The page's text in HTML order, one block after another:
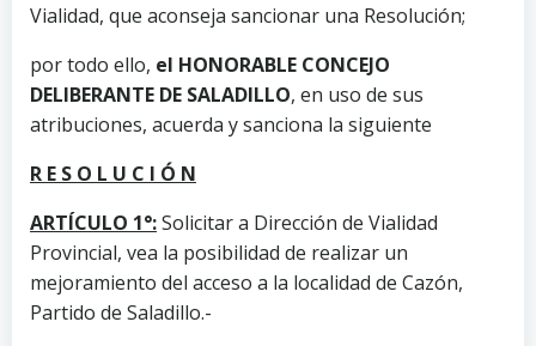
Vialidad, que aconseja sancionar una Resolución;
por todo ello, el HONORABLE CONCEJO
DELIBERANTE DE SALADILLO, en uso de sus
atribuciones, acuerda y sanciona la siguiente
R E S O L U C I Ó N
ARTÍCULO 1°:Solicitar a Dirección de Vialidad
Provincial, vea la posibilidad de realizar un
mejoramiento del acceso a la localidad de Cazón,
Partido de Saladillo.-